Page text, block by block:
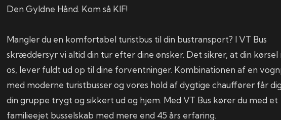
Den Gyldne Hånd. Kom så KIF!
Mangler du en komfortabel turistbus til din bustransport? I VT Bus
skræddersyr vi altid din tur efter dine ønsker. Det sikrer, at din kørsel
os, lever fuldt ud op til dine forventninger. Kombinationen af en
med moderne turistbusser og vores hold af dygtige chauffører får
din gruppe trygt og sikkert ud og hjem. Med VT Bus kører du med et
familieejet busselskab med mere end 45 års erfaring.